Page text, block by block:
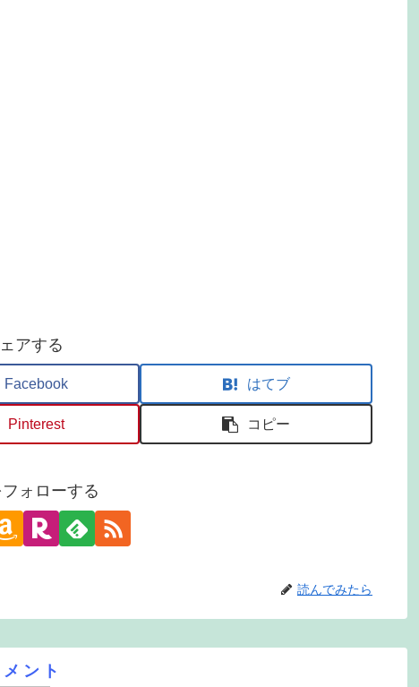
アする
Facebook はてブ
Pinterest コピー
ォローする
読んでみたら
ント